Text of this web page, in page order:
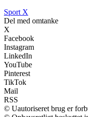
Sport X
Del med omtanke
X
Facebook
Instagram
LinkedIn
YouTube
Pinterest
TikTok
Mail
RSS
© Uautoriseret brug er